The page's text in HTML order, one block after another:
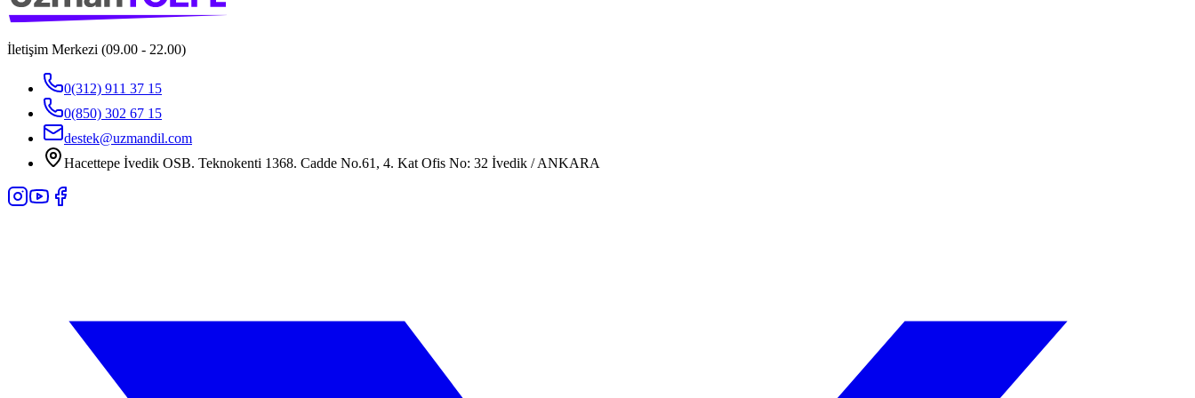
İletişim Merkezi (09.00 - 22.00)
0(312) 911 37 15
0(850) 302 67 15
destek@uzmandil.com
Hacettepe İvedik OSB. Teknokenti 1368. Cadde No.61, 4. Kat Ofis No: 32 İvedik / ANKARA